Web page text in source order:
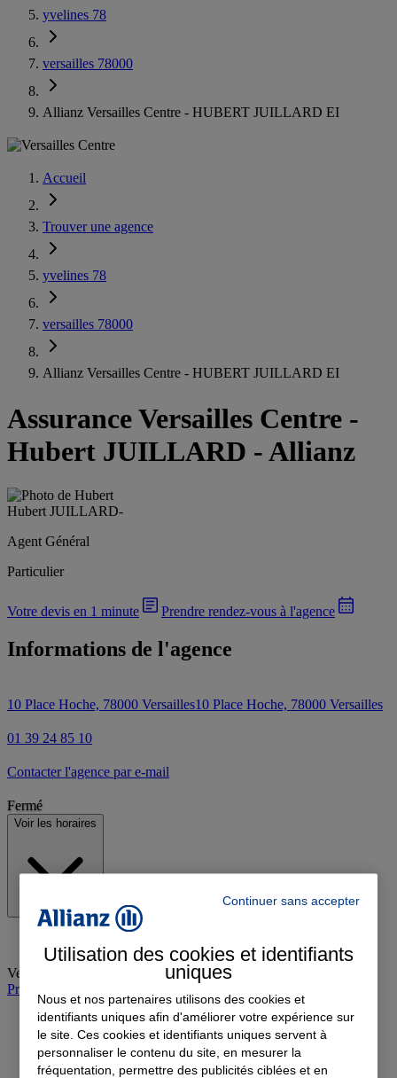
yvelines 78
versailles 78000
Allianz Versailles Centre - HUBERT JUILLARD EI
Accueil
Trouver une agence
yvelines 78
versailles 78000
Allianz Versailles Centre - HUBERT JUILLARD EI
Assurance Versailles Centre -
Hubert JUILLARD - Allianz
Hubert JUILLARD-
Agent Général
Particulier
Votre devis en 1 minute Prendre rendez-vous à l'agence
Informations de l'agence
10 Place Hoche, 78000 Versailles10 Place Hoche, 78000 Versailles
01 39 24 85 10
Contacter l'agence par e-mail
Fermé
Voir les horaires
Vendredi
08:30-12:00, 13:30-17:00
Prendre rendez-vous à l'agence
Continuer sans accepter
Utilisation des cookies et identifiants
uniques
Nous et nos partenaires utilisons des cookies et
identifiants uniques afin d'améliorer votre expérience sur
le site. Ces cookies et identifiants uniques servent à
personnaliser le contenu du site, en mesurer la
fréquentation, permettre des publicités ciblées et en